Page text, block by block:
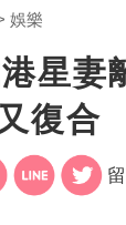
娛樂
星妻
復合